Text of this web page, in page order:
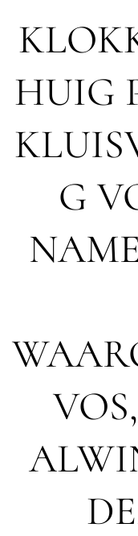
HUIG
G